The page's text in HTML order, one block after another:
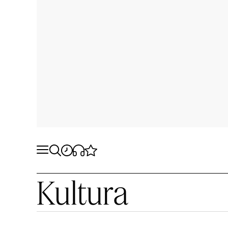
Kultura